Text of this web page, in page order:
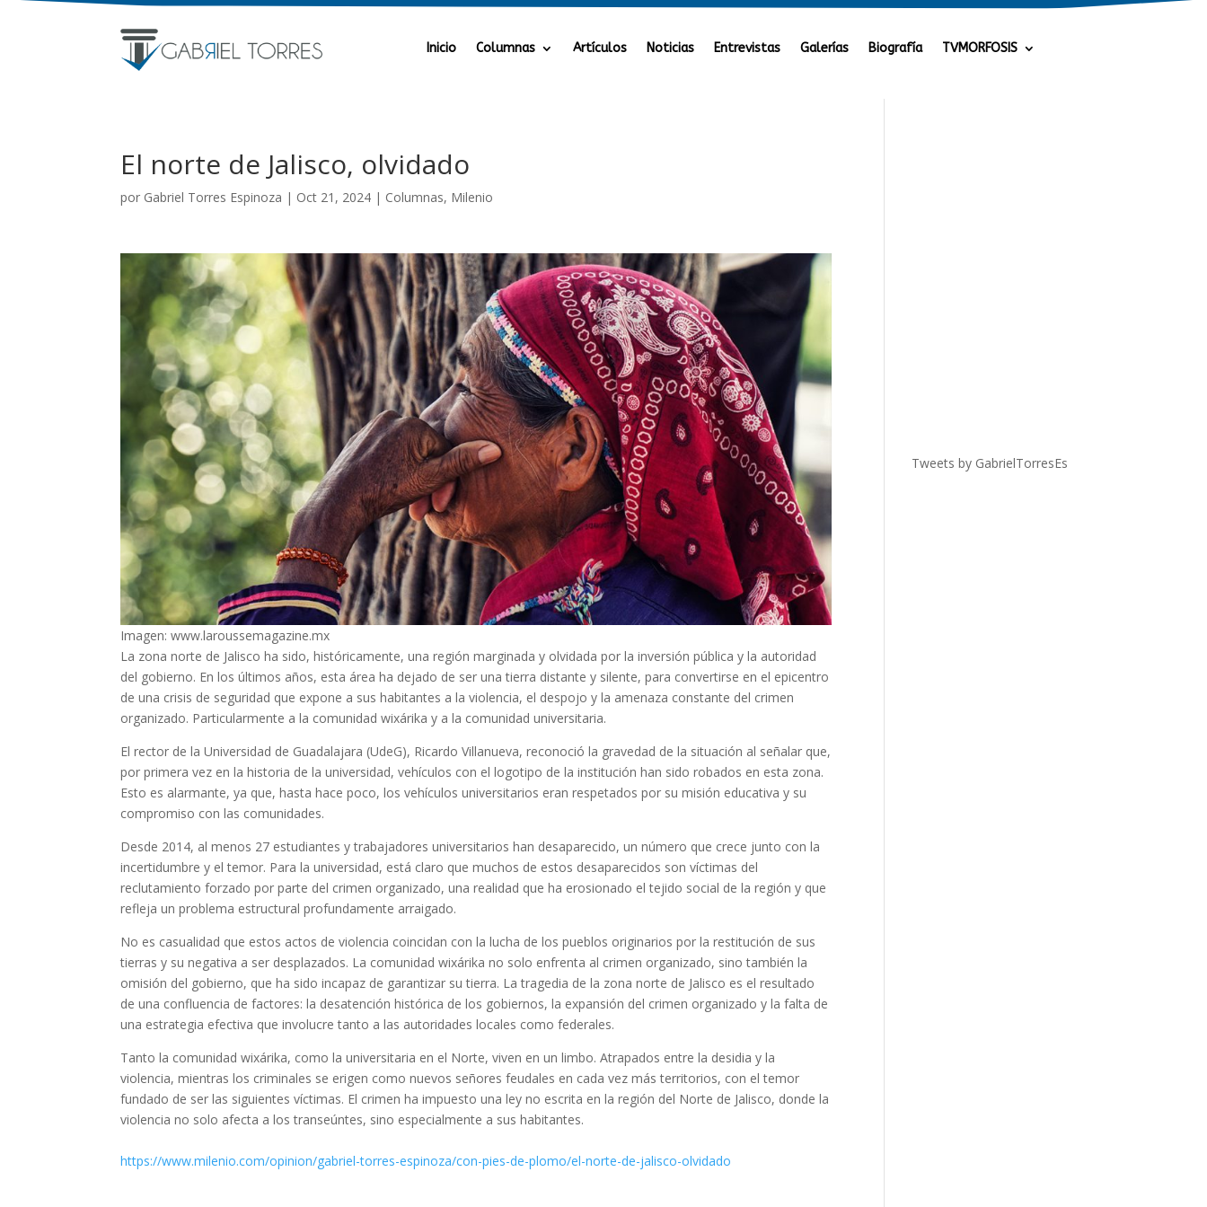
Inicio Columnas Artículos Noticias Entrevistas Galerías Biografía TVMORFOSIS
El norte de Jalisco, olvidado
por Gabriel Torres Espinoza | Oct 21, 2024 | Columnas, Milenio
Imagen: www.laroussemagazine.mx
La zona norte de Jalisco ha sido, históricamente, una región marginada y olvidada por la inversión pública y la autoridad
del gobierno. En los últimos años, esta área ha dejado de ser una tierra distante y silente, para convertirse en el epicentro
de una crisis de seguridad que expone a sus habitantes a la violencia, el despojo y la amenaza constante del crimen
organizado. Particularmente a la comunidad wixárika y a la comunidad universitaria.
El rector de la Universidad de Guadalajara (UdeG), Ricardo Villanueva, reconoció la gravedad de la situación al señalar que,
por primera vez en la historia de la universidad, vehículos con el logotipo de la institución han sido robados en esta zona.
Esto es alarmante, ya que, hasta hace poco, los vehículos universitarios eran respetados por su misión educativa y su
compromiso con las comunidades.
Desde 2014, al menos 27 estudiantes y trabajadores universitarios han desaparecido, un número que crece junto con la
incertidumbre y el temor. Para la universidad, está claro que muchos de estos desaparecidos son víctimas del
reclutamiento forzado por parte del crimen organizado, una realidad que ha erosionado el tejido social de la región y que
refleja un problema estructural profundamente arraigado.
No es casualidad que estos actos de violencia coincidan con la lucha de los pueblos originarios por la restitución de sus
tierras y su negativa a ser desplazados. La comunidad wixárika no solo enfrenta al crimen organizado, sino también la
omisión del gobierno, que ha sido incapaz de garantizar su tierra. La tragedia de la zona norte de Jalisco es el resultado
de una confluencia de factores: la desatención histórica de los gobiernos, la expansión del crimen organizado y la falta de
una estrategia efectiva que involucre tanto a las autoridades locales como federales.
Tanto la comunidad wixárika, como la universitaria en el Norte, viven en un limbo. Atrapados entre la desidia y la
violencia, mientras los criminales se erigen como nuevos señores feudales en cada vez más territorios, con el temor
fundado de ser las siguientes víctimas. El crimen ha impuesto una ley no escrita en la región del Norte de Jalisco, donde la
violencia no solo afecta a los transeúntes, sino especialmente a sus habitantes.
https://www.milenio.com/opinion/gabriel-torres-espinoza/con-pies-de-plomo/el-norte-de-jalisco-olvidado
Tweets by GabrielTorresEs